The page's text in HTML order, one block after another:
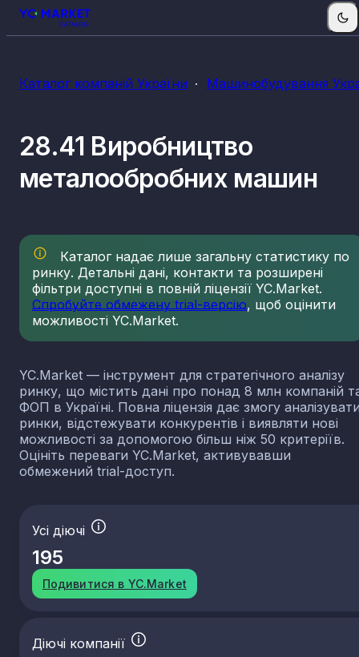
Каталог компаній України Машинобудування
28.41 Виробництво
металообробних машин
Каталог надає лише загальну статистику по
ринку. Детальні дані, контакти та розширені
фільтри доступні в повній ліцензії YC.Market.
Спробуйте обмежену trial-версію, щоб оцінити
можливості YC.Market.
YC.Market — інструмент для стратегічного аналізу
ринку, що містить дані про понад 8 млн компаній
ФОП в Україні. Повна ліцензія дає змогу
ринки, відстежувати конкурентів і виявляти нові
можливості за допомогою більш ніж 50 критеріїв.
Оцініть переваги YC.Market, активувавши
обмежений trial-доступ.
Усі діючі
195
Подивитися в YC.Market
Діючі компанії